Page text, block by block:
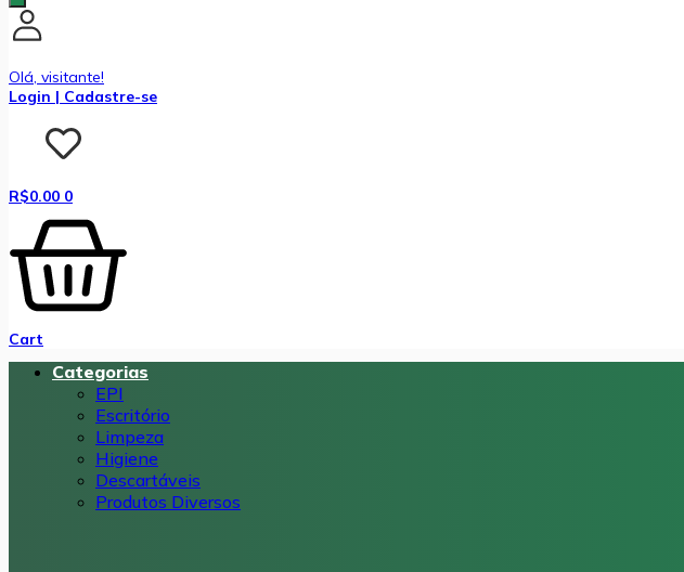
Olá, visitante!
Login | Cadastre-se
R$0.00 0
Cart
Categorias
EPI
Escritório
Limpeza
Higiene
Descartáveis
Produtos Diversos